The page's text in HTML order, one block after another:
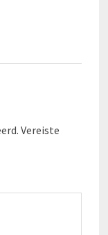
Vereiste